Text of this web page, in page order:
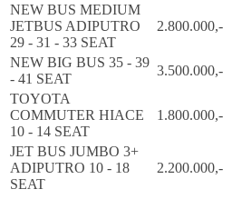
NEW BUS MEDIUM
JETBUS ADIPUTRO
29 - 31 - 33 SEAT
2.800.000,-
NEW BIG BUS 35 - 39
- 41 SEAT
3.500.000,-
TOYOTA
COMMUTER HIACE
10 - 14 SEAT
1.800.000,-
JET BUS JUMBO 3+
ADIPUTRO 10 - 18
SEAT
2.200.000,-